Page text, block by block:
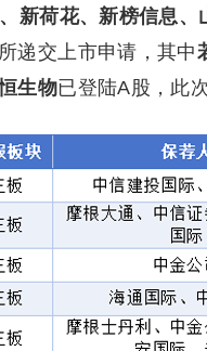
新荷花、新榜信息
递交上市申请，其中
生物已登陆A股，此